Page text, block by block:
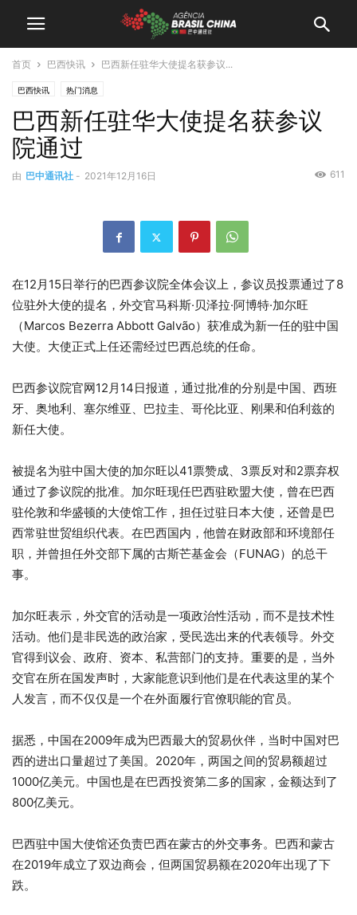
首页 巴西快讯 巴西新任驻华大使提名获参议...
巴西快讯 热门消息
巴西新任驻华大使提名获参议
院通过
由 巴中通讯社 - 2021年12月16日 611
在12月15日举行的巴西参议院全体会议上，参议员投票通过了8
位驻外大使的提名，外交官马科斯·贝泽拉·阿博特·加尔旺
（Marcos Bezerra Abbott Galvão）获准成为新一任的驻中国
大使。大使正式上任还需经过巴西总统的任命。
巴西参议院官网12月14日报道，通过批准的分别是中国、西班
牙、奥地利、塞尔维亚、巴拉圭、哥伦比亚、刚果和伯利兹的
新任大使。
被提名为驻中国大使的加尔旺以41票赞成、3票反对和2票弃权
通过了参议院的批准。加尔旺现任巴西驻欧盟大使，曾在巴西
驻伦敦和华盛顿的大使馆工作，担任过驻日本大使，还曾是巴
西常驻世贸组织代表。在巴西国内，他曾在财政部和环境部任
职，并曾担任外交部下属的古斯芒基金会（FUNAG）的总干
事。
加尔旺表示，外交官的活动是一项政治性活动，而不是技术性
活动。他们是非民选的政治家，受民选出来的代表领导。外交
官得到议会、政府、资本、私营部门的支持。重要的是，当外
交官在所在国发声时，大家能意识到他们是在代表这里的某个
人发言，而不仅仅是一个在外面履行官僚职能的官员。
据悉，中国在2009年成为巴西最大的贸易伙伴，当时中国对巴
西的进出口量超过了美国。2020年，两国之间的贸易额超过
1000亿美元。中国也是在巴西投资第二多的国家，金额达到了
800亿美元。
巴西驻中国大使馆还负责巴西在蒙古的外交事务。巴西和蒙古
在2019年成立了双边商会，但两国贸易额在2020年出现了下
跌。